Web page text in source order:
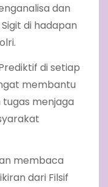
dan
di hadapan
di setiap
membantu
menjaga
membaca
dari Filsif